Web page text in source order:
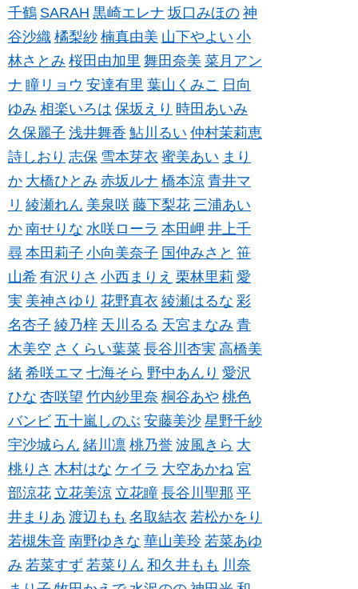
千鶴 SARAH 黒崎エレナ 坂口みほの 神
谷沙織 橘梨紗 楠真由美 山下やよい 小
林さとみ 桜田由加里 舞田奈美 菜月アン
ナ 瞳リョウ 安達有里 葉山くみこ 日向
ゆみ 相楽いろは 保坂えり 時田あいみ
久保麗子 浅井舞香 鮎川るい 仲村茉莉恵
詩しおり 志保 雪本芽衣 蜜美あい まり
か 大橋ひとみ 赤坂ルナ 橋本涼 青井マ
リ 綾瀬れん 美泉咲 藤下梨花 三浦あい
か 南せりな 水咲ローラ 本田岬 井上千
尋 本田莉子 小向美奈子 国仲みさと 笹
山希 有沢りさ 小西まりえ 栗林里莉 愛
実 美神さゆり 花野真衣 綾瀬はるな 彩
名杏子 綾乃梓 天川るる 天宮まなみ 青
木美空 さくらい葉菜 長谷川杏実 高橋美
緒 希咲エマ 七海そら 野中あんり 愛沢
ひな 杏咲望 竹内紗里奈 桐谷あや 桃色
バンビ 五十嵐しのぶ 安藤美沙 星野千紗
宇沙城らん 緒川凛 桃乃誉 波風きら 大
桃りさ 木村はな ケイラ 大空あかね 宮
部涼花 立花美涼 立花瞳 長谷川聖那 平
井まりあ 渡辺もも 名取結衣 若松かをり
若槻朱音 南野ゆきな 華山美玲 若菜あゆ
み 若菜すず 若菜りん 和久井もも 川奈